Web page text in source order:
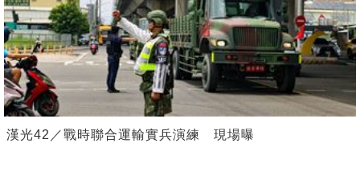
漢光42／戰時聯合運輸實兵演練 現場曝